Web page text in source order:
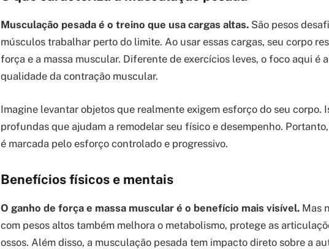
Musculação pesada é o treino que usa cargas altas. São pesos
músculos trabalhar perto do limite. Ao usar essas cargas, seu corpo
força e a massa muscular. Diferente de exercícios leves, o foco aqui é
qualidade da contração muscular.
Imagine levantar objetos que realmente exigem esforço do seu corpo.
profundas que ajudam a remodelar seu físico e desempenho.
é marcada pelo esforço controlado e progressivo.
Benefícios físicos e mentais
O ganho de força e massa muscular é o benefício mais visível. Mas
com pesos altos também melhora o metabolismo, protege as
ossos. Além disso, a musculação pesada tem impacto direto sobre a